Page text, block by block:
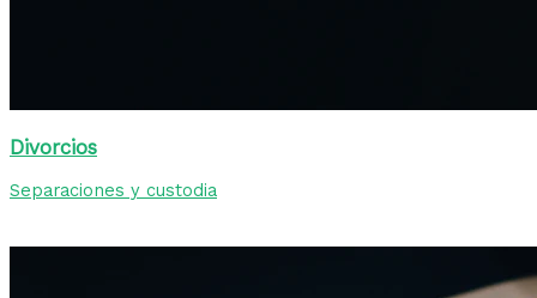
Divorcios
Separaciones y custodia